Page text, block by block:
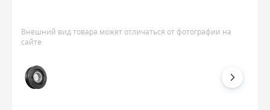
Внешний вид товара может отличаться от фотографии на
сайте